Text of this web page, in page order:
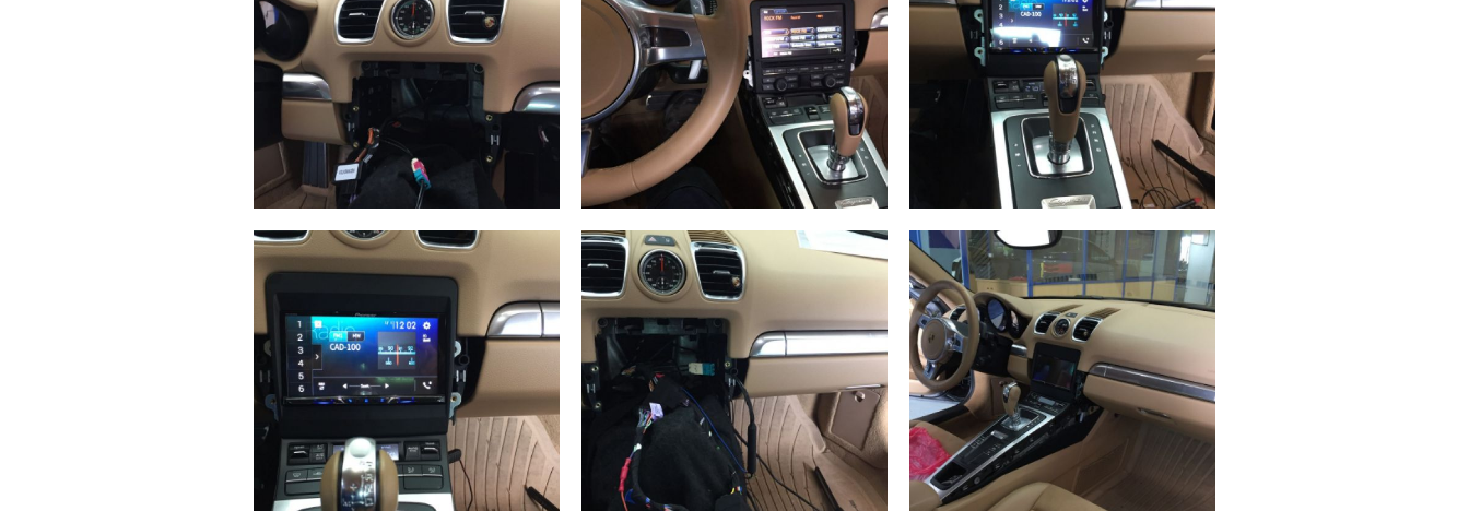
Apple
Carplay
Wireless
Porsche
Cayman
Ampliar
Instalación
Carplay
Wireless
Porsche
Ampliar
Instalación
Carplay Wi
Fi Porsche
en A Coruña
Ampliar